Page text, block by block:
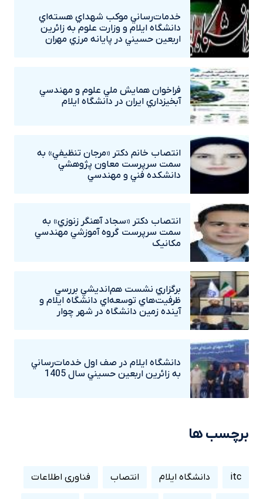
خدمات‌رساني موکب شهداي هسته‌اي
دانشگاه ايلام و وزارت علوم به زائرين
اربعين حسيني در پايانه مرزي مهران
فراخوان همايش ملي علوم و مهندسي
آبخيزداري ايران در دانشگاه ايلام
انتصاب خانم دکتر «مرجان تنظيفي» به
سمت سرپرست معاون پژوهشي
دانشکده فني و مهندسي
انتصاب دکتر «سجاد آهنگر زنوزي» به
سمت سرپرست گروه آموزشي مهندسي
مکانيک
برگزاري نشست هم‌انديشي بررسي
ظرفيت‌هاي توسعه‌اي دانشگاه ايلام و
آينده زمين دانشگاه در شهر چوار
دانشگاه ايلام در صف اول خدمات‌رساني
به زائرين اربعين حسيني سال 1405
برچسب ها
itc دانشگاه ایلام انتصاب فناوری اطلاعات